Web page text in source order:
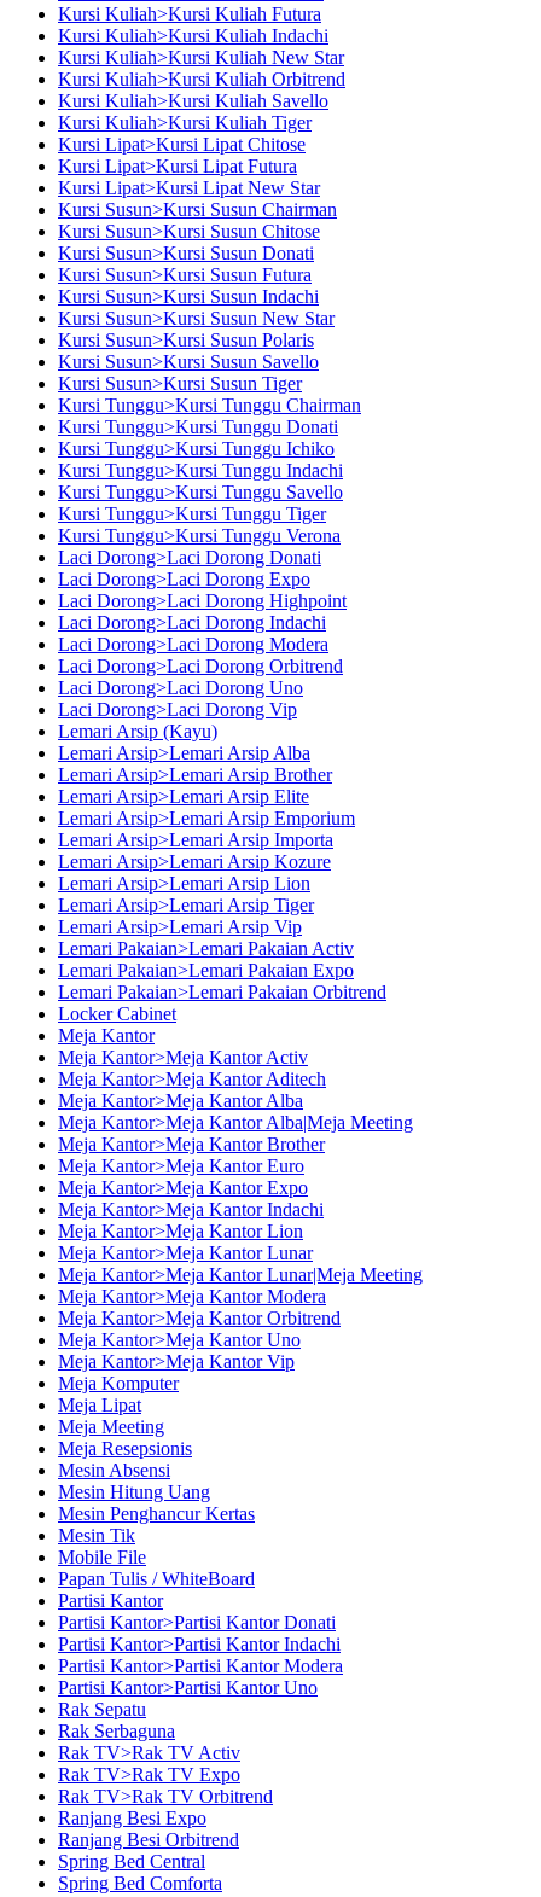
Kursi Kuliah>Kursi Kuliah Futura
Kursi Kuliah>Kursi Kuliah Indachi
Kursi Kuliah>Kursi Kuliah New Star
Kursi Kuliah>Kursi Kuliah Orbitrend
Kursi Kuliah>Kursi Kuliah Savello
Kursi Kuliah>Kursi Kuliah Tiger
Kursi Lipat>Kursi Lipat Chitose
Kursi Lipat>Kursi Lipat Futura
Kursi Lipat>Kursi Lipat New Star
Kursi Susun>Kursi Susun Chairman
Kursi Susun>Kursi Susun Chitose
Kursi Susun>Kursi Susun Donati
Kursi Susun>Kursi Susun Futura
Kursi Susun>Kursi Susun Indachi
Kursi Susun>Kursi Susun New Star
Kursi Susun>Kursi Susun Polaris
Kursi Susun>Kursi Susun Savello
Kursi Susun>Kursi Susun Tiger
Kursi Tunggu>Kursi Tunggu Chairman
Kursi Tunggu>Kursi Tunggu Donati
Kursi Tunggu>Kursi Tunggu Ichiko
Kursi Tunggu>Kursi Tunggu Indachi
Kursi Tunggu>Kursi Tunggu Savello
Kursi Tunggu>Kursi Tunggu Tiger
Kursi Tunggu>Kursi Tunggu Verona
Laci Dorong>Laci Dorong Donati
Laci Dorong>Laci Dorong Expo
Laci Dorong>Laci Dorong Highpoint
Laci Dorong>Laci Dorong Indachi
Laci Dorong>Laci Dorong Modera
Laci Dorong>Laci Dorong Orbitrend
Laci Dorong>Laci Dorong Uno
Laci Dorong>Laci Dorong Vip
Lemari Arsip (Kayu)
Lemari Arsip>Lemari Arsip Alba
Lemari Arsip>Lemari Arsip Brother
Lemari Arsip>Lemari Arsip Elite
Lemari Arsip>Lemari Arsip Emporium
Lemari Arsip>Lemari Arsip Importa
Lemari Arsip>Lemari Arsip Kozure
Lemari Arsip>Lemari Arsip Lion
Lemari Arsip>Lemari Arsip Tiger
Lemari Arsip>Lemari Arsip Vip
Lemari Pakaian>Lemari Pakaian Activ
Lemari Pakaian>Lemari Pakaian Expo
Lemari Pakaian>Lemari Pakaian Orbitrend
Locker Cabinet
Meja Kantor
Meja Kantor>Meja Kantor Activ
Meja Kantor>Meja Kantor Aditech
Meja Kantor>Meja Kantor Alba
Meja Kantor>Meja Kantor Alba|Meja Meeting
Meja Kantor>Meja Kantor Brother
Meja Kantor>Meja Kantor Euro
Meja Kantor>Meja Kantor Expo
Meja Kantor>Meja Kantor Indachi
Meja Kantor>Meja Kantor Lion
Meja Kantor>Meja Kantor Lunar
Meja Kantor>Meja Kantor Lunar|Meja Meeting
Meja Kantor>Meja Kantor Modera
Meja Kantor>Meja Kantor Orbitrend
Meja Kantor>Meja Kantor Uno
Meja Kantor>Meja Kantor Vip
Meja Komputer
Meja Lipat
Meja Meeting
Meja Resepsionis
Mesin Absensi
Mesin Hitung Uang
Mesin Penghancur Kertas
Mesin Tik
Mobile File
Papan Tulis / WhiteBoard
Partisi Kantor
Partisi Kantor>Partisi Kantor Donati
Partisi Kantor>Partisi Kantor Indachi
Partisi Kantor>Partisi Kantor Modera
Partisi Kantor>Partisi Kantor Uno
Rak Sepatu
Rak Serbaguna
Rak TV>Rak TV Activ
Rak TV>Rak TV Expo
Rak TV>Rak TV Orbitrend
Ranjang Besi Expo
Ranjang Besi Orbitrend
Spring Bed Central
Spring Bed Comforta